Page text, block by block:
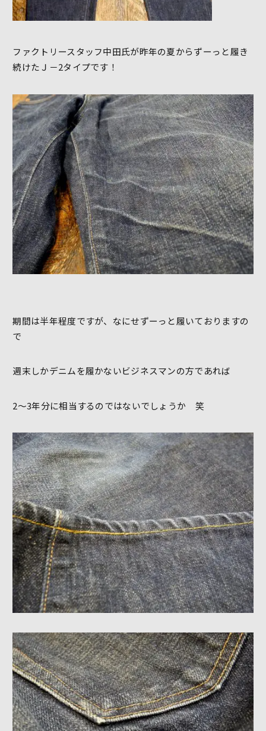
ファクトリースタッフ中田氏が昨年の夏からずーっと履き
続けたＪ－2タイプです！
期間は半年程度ですが、なにせずーっと履いておりますの
で
週末しかデニムを履かないビジネスマンの方であれば
2～3年分に相当するのではないでしょうか 笑